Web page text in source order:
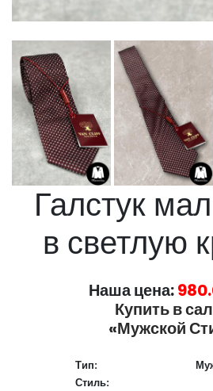
Галстук
в светлую
Наша цена:
Купить в
«Мужской
Тип:
Стиль: